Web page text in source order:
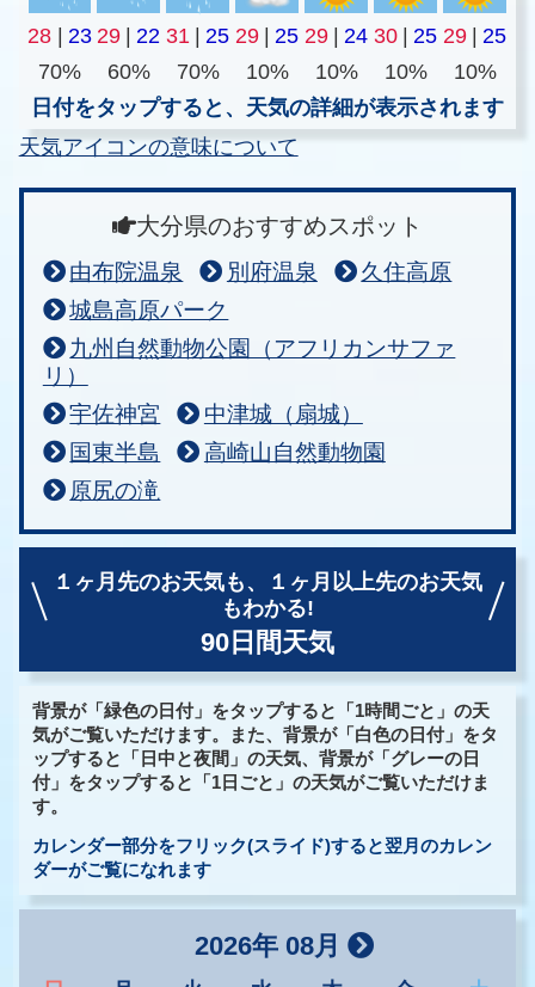
28 | 23 29 | 22 31 | 25 29 | 25 29 | 24 30 | 25 29 | 25
70%
60% 70% 10% 10% 10%
10%
日付をタップすると、天気の詳細が表示されます
天気アイコンの意味について
大分県のおすすめスポット
由布院温泉 別府温泉
久住高原
城島高原パーク
九州自然動物公園（アフリカンサファ
リ）
宇佐神宮
中津城（扇城）
国東半島
高崎山自然動物園
原尻の滝
１ヶ月先のお天気も、
１ヶ月以上先のお天気
もわかる!
90日間天気
背景が「緑色の日付」をタップすると「1時間ごと」の天
気がご覧いただけます。また、背景が「白色の日付」をタ
ップすると「日中と夜間」の天気、背景が「グレーの日
付」をタップすると「1日ごと」の天気がご覧いただけま
す。
カレンダー部分をフリック(スライド)すると翌月のカレン
ダーがご覧になれます
2026年 08月